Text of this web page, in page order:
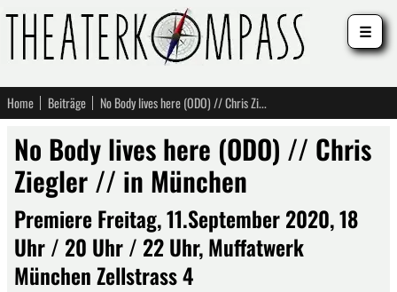
Home Beiträge No Body lives here (ODO) // Chris Ziegler // in München
No Body lives here (ODO) // Chris
Ziegler // in München
Premiere Freitag, 11.September 2020, 18
Uhr / 20 Uhr / 22 Uhr, Muffatwerk
München Zellstrass 4
☰